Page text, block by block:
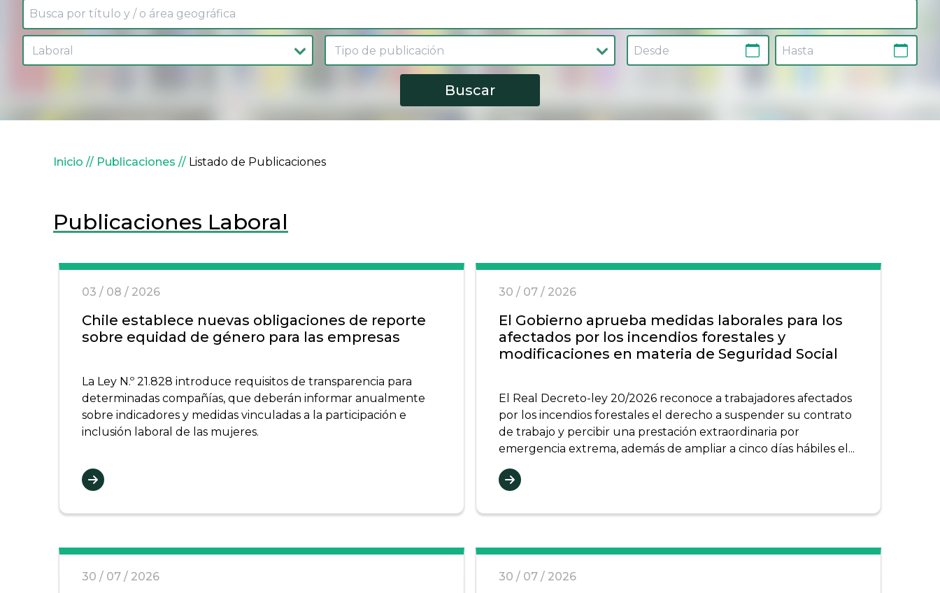
Sobrescribir enlaces de ayuda a la navegación
Inicio Publicaciones Listado de Publicaciones
Publicaciones Laboral
03 / 08 / 2026
Chile establece nuevas obligaciones de reporte
sobre equidad de género para las empresas
La Ley N.º 21.828 introduce requisitos de transparencia para
determinadas compañías, que deberán informar anualmente
sobre indicadores y medidas vinculadas a la participación e
inclusión laboral de las mujeres.
30 / 07 / 2026
El Gobierno aprueba medidas laborales para los
afectados por los incendios forestales y
modificaciones en materia de Seguridad Social
El Real Decreto-ley 20/2026 reconoce a trabajadores afectados
por los incendios forestales el derecho a suspender su contrato
de trabajo y percibir una prestación extraordinaria por
emergencia extrema, además de ampliar a cinco días hábiles el...
30 / 07 / 2026 30 / 07 / 2026